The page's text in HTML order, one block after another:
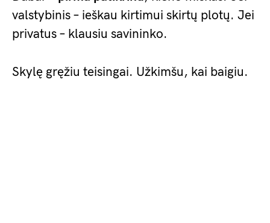
valstybinis – ieškau kirtimui skirtų plotų. Jei
privatus – klausiu savininko.
Skylę gręžiu teisingai. Užkimšu, kai baigiu.